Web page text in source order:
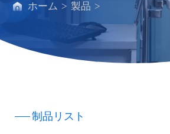
ホーム > 製品 >
制品リスト